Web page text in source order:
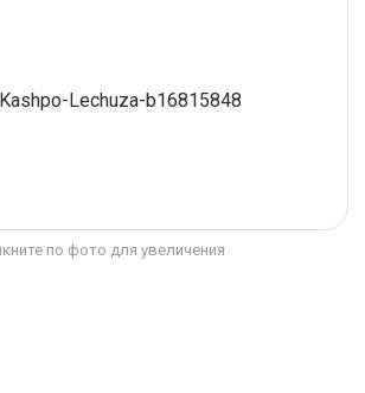
по фото для увеличения